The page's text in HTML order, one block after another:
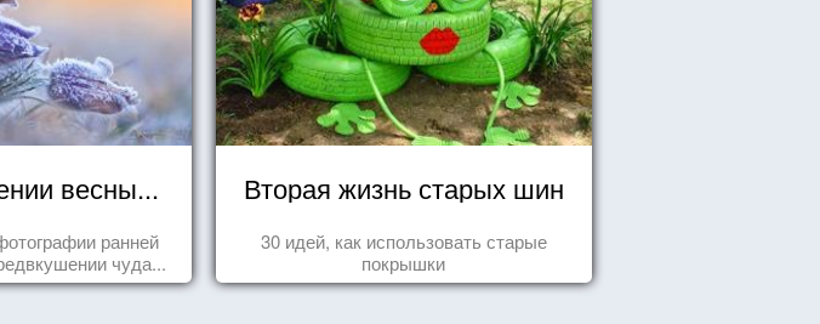
весны...
ранней
чуда...
Вторая жизнь старых шин
30 идей, как использовать старые
покрышки